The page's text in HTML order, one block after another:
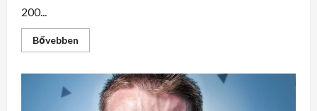
200...
Bővebben